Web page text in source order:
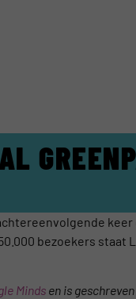
bezoekers staat
Minds en is